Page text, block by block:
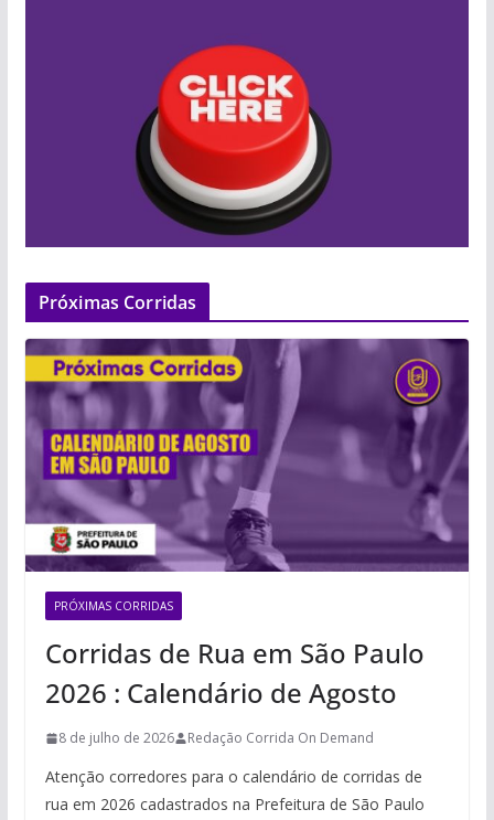
Próximas Corridas
PRÓXIMAS CORRIDAS
Corridas de Rua em São Paulo
2026 : Calendário de Agosto
8 de julho de 2026 Redação Corrida On Demand
Atenção corredores para o calendário de corridas de
rua em 2026 cadastrados na Prefeitura de São Paulo